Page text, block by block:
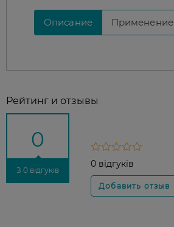
Описание Применение
Рейтинг и отзывы
0
З 0 відгуків
0 відгуків